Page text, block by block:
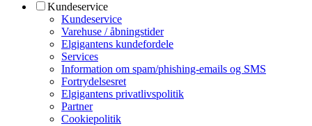
Kundeservice
Kundeservice
Varehuse / åbningstider
Elgigantens kundefordele
Services
Information om spam/phishing-emails og SMS
Fortrydelsesret
Elgigantens privatlivspolitik
Partner
Cookiepolitik